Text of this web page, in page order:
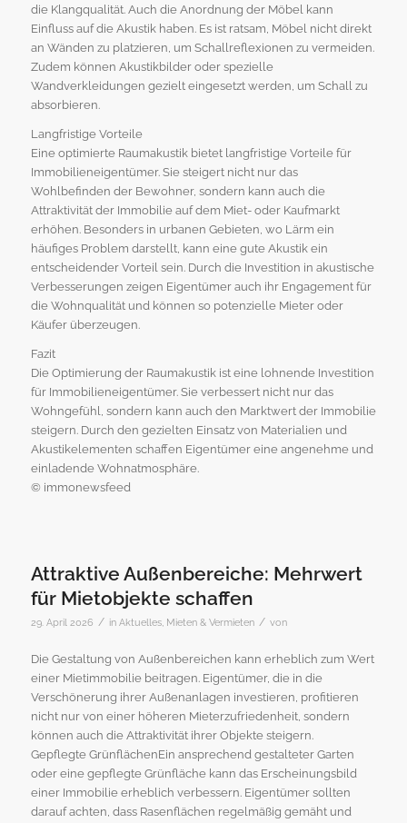
die Klangqualität. Auch die Anordnung der Möbel kann
Einfluss auf die Akustik haben. Es ist ratsam, Möbel nicht direkt
an Wänden zu platzieren, um Schallreflexionen zu vermeiden.
Zudem können Akustikbilder oder spezielle
Wandverkleidungen gezielt eingesetzt werden, um Schall zu
absorbieren.
Langfristige Vorteile
Eine optimierte Raumakustik bietet langfristige Vorteile für
Immobilieneigentümer. Sie steigert nicht nur das
Wohlbefinden der Bewohner, sondern kann auch die
Attraktivität der Immobilie auf dem Miet- oder Kaufmarkt
erhöhen. Besonders in urbanen Gebieten, wo Lärm ein
häufiges Problem darstellt, kann eine gute Akustik ein
entscheidender Vorteil sein. Durch die Investition in akustische
Verbesserungen zeigen Eigentümer auch ihr Engagement für
die Wohnqualität und können so potenzielle Mieter oder
Käufer überzeugen.
Fazit
Die Optimierung der Raumakustik ist eine lohnende Investition
für Immobilieneigentümer. Sie verbessert nicht nur das
Wohngefühl, sondern kann auch den Marktwert der Immobilie
steigern. Durch den gezielten Einsatz von Materialien und
Akustikelementen schaffen Eigentümer eine angenehme und
einladende Wohnatmosphäre.
© immonewsfeed
Attraktive Außenbereiche: Mehrwert
für Mietobjekte schaffen
29. April 2026 / in Aktuelles, Mieten & Vermieten / von
Die Gestaltung von Außenbereichen kann erheblich zum Wert
einer Mietimmobilie beitragen. Eigentümer, die in die
Verschönerung ihrer Außenanlagen investieren, profitieren
nicht nur von einer höheren Mieterzufriedenheit, sondern
können auch die Attraktivität ihrer Objekte steigern.
Gepflegte GrünflächenEin ansprechend gestalteter Garten
oder eine gepflegte Grünfläche kann das Erscheinungsbild
einer Immobilie erheblich verbessern. Eigentümer sollten
darauf achten, dass Rasenflächen regelmäßig gemäht und